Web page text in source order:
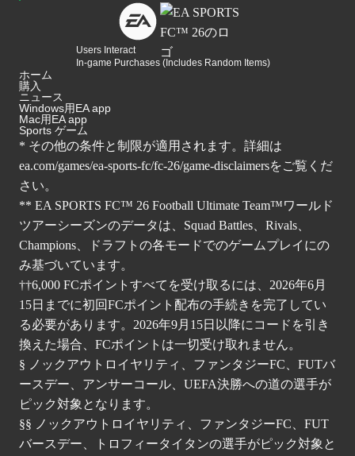
Users Interact
In-game Purchases (Includes Random Items)
ホーム
購入
ニュース
Windows用EA app
Mac用EA app
Sports ゲーム
* その他の条件と制限が適用されます。詳細は
ea.com/games/ea-sports-fc/fc-26/game-disclaimersをご覧くだ
さい。
** EA SPORTS FC™ 26 Football Ultimate Team™ワールド
ツアーシーズンのデータは、Squad Battles、Rivals、
Champions、ドラフトの各モードでのゲームプレイにの
み基づいています。
††6,000 FCポイントすべてを受け取るには、2026年6月
15日までに初回FCポイント配布の手続きを完了してい
る必要があります。2026年9月15日以降にコードを引き
換えた場合、FCポイントは一切受け取れません。
§ ノックアウトロイヤリティ、ファンタジーFC、FUTバ
ースデー、アンサーコール、UEFA決勝への道の選手が
ピック対象となります。
§§ ノックアウトロイヤリティ、ファンタジーFC、FUT
バースデー、トロフィータイタンの選手がピック対象と